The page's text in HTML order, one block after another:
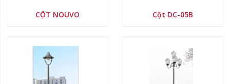
CỘT NOUVO Cột DC-05B